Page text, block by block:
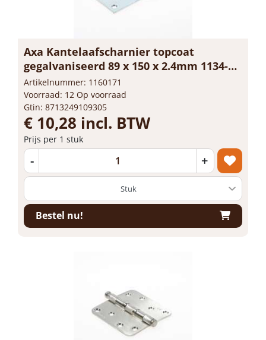
Axa Kantelaafscharnier topcoat
gegalvaniseerd 89 x 150 x 2.4mm 1134-
55-23/E
Artikelnummer: 1160171
Voorraad: 12 Op voorraad
Gtin: 8713249109305
€ 10,28 incl. BTW
Prijs per 1 stuk
- +
Bestel nu!